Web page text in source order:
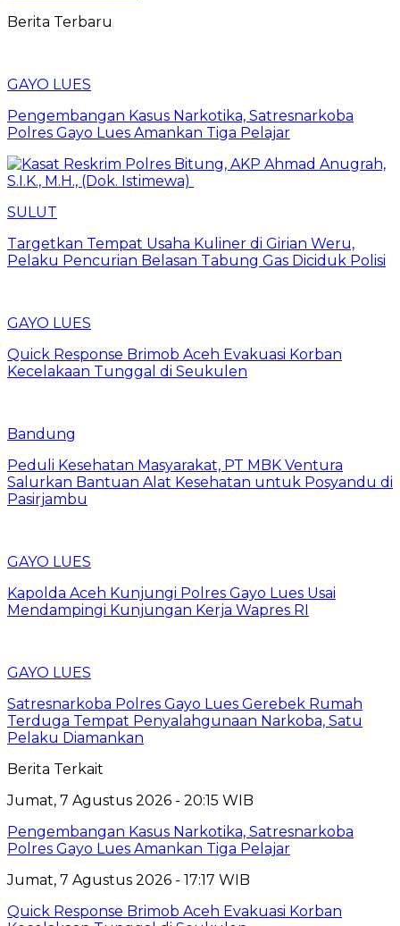
Berita Terbaru
GAYO LUES
Pengembangan Kasus Narkotika, Satresnarkoba
Polres Gayo Lues Amankan Tiga Pelajar
SULUT
Targetkan Tempat Usaha Kuliner di Girian Weru,
Pelaku Pencurian Belasan Tabung Gas Diciduk Polisi
GAYO LUES
Quick Response Brimob Aceh Evakuasi Korban
Kecelakaan Tunggal di Seukulen
Bandung
Peduli Kesehatan Masyarakat, PT MBK Ventura
Salurkan Bantuan Alat Kesehatan untuk Posyandu di
Pasirjambu
GAYO LUES
Kapolda Aceh Kunjungi Polres Gayo Lues Usai
Mendampingi Kunjungan Kerja Wapres RI
GAYO LUES
Satresnarkoba Polres Gayo Lues Gerebek Rumah
Terduga Tempat Penyalahgunaan Narkoba, Satu
Pelaku Diamankan
Berita Terkait
Jumat, 7 Agustus 2026 - 20:15 WIB
Pengembangan Kasus Narkotika, Satresnarkoba
Polres Gayo Lues Amankan Tiga Pelajar
Jumat, 7 Agustus 2026 - 17:17 WIB
Quick Response Brimob Aceh Evakuasi Korban